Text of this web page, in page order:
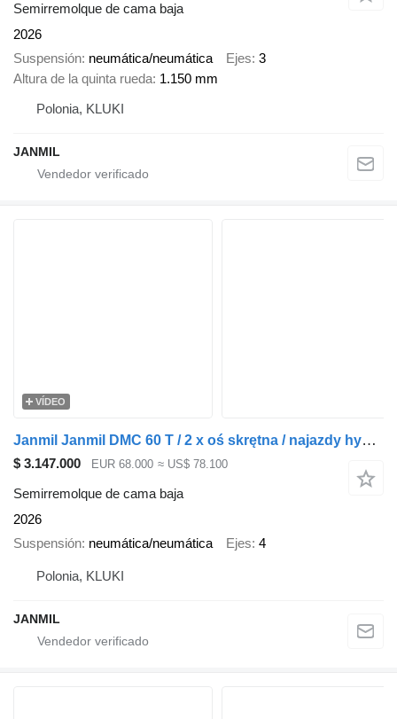
Semirremolque de cama baja
2026
Suspensión neumática/neumática Ejes 3
Altura de la quinta rueda 1.150 mm
Polonia, KLUKI
JANMIL
VÍDEO
Janmil Janmil DMC 60 T / 2 x oś skrętna / najazdy hydrauliczke / poszer
$ 3.147.000 EUR 68.000 ≈ US$ 78.100
Semirremolque de cama baja
2026
Suspensión neumática/neumática Ejes 4
Polonia, KLUKI
JANMIL